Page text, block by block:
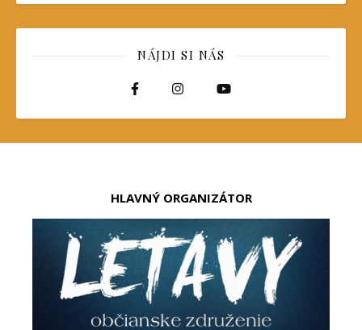
NÁJDI SI NÁS
HLAVNÝ ORGANIZÁTOR